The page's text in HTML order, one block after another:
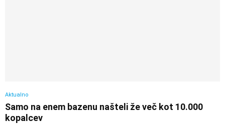
Aktualno
Samo na enem bazenu našteli že več kot 10.000
kopalcev